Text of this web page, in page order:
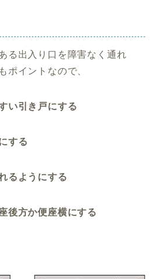
る出入り口を障害なく通れ
ポイントなので、
い引き戸にする
する
るようにする
後方か便座横にする